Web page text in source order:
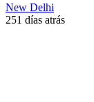
New Delhi
251 días atrás